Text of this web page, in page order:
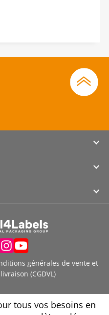
générales de vente et
(CGDVL)
tous vos besoins en